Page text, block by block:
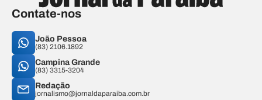
Contate-nos
João Pessoa
(83) 2106.1892
Campina Grande
(83) 3315-3204
Redação
jornalismo@jornaldaparaiba.com.br